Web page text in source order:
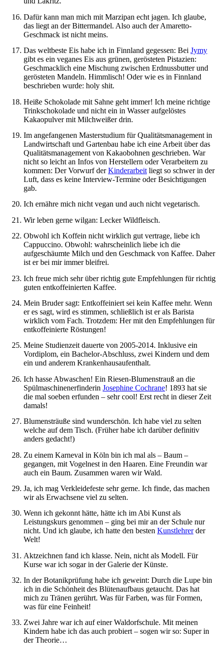
Dafür kann man mich mit Marzipan echt jagen. Ich glaube,
das liegt an der Bittermandel. Also auch der Amaretto-
Geschmack ist nicht meins.
Das weltbeste Eis habe ich in Finnland gegessen: Bei Jymy
gibt es ein veganes Eis aus grünen, gerösteten Pistazien:
Geschmacklich eine Mischung zwischen Erdnussbutter und
gerösteten Mandeln. Himmlisch! Oder wie es in Finnland
beschrieben wurde: holy shit.
Heiße Schokolade mit Sahne geht immer! Ich meine richtige
Trinkschokolade und nicht ein in Wasser aufgelöstes
Kakaopulver mit Milchweißer drin.
Im angefangenen Masterstudium für Qualitätsmanagement in
Landwirtschaft und Gartenbau habe ich eine Arbeit über das
Qualitätsmanagement von Kakaobohnen geschrieben. War
nicht so leicht an Infos von Herstellern oder Verarbeitern zu
kommen: Der Vorwurf derKinderarbeit liegt so schwer in der
Luft, dass es keine Interview-Termine oder Besichtigungen
gab.
Ich ernähre mich nicht vegan und auch nicht vegetarisch.
Wir leben gerne wilgan: Lecker Wildfleisch.
Obwohl ich Koffein nicht wirklich gut vertrage, liebe ich
Cappuccino. Obwohl: wahrscheinlich liebe ich die
aufgeschäumte Milch und den Geschmack von Kaffee. Daher
ist er bei mir immer bleifrei.
Ich freue mich sehr über richtig gute Empfehlungen für richtig
guten entkoffeinierten Kaffee.
Mein Bruder sagt: Entkoffeiniert sei kein Kaffee mehr. Wenn
er es sagt, wird es stimmen, schließlich ist er als Barista
wirklich vom Fach. Trotzdem: Her mit den Empfehlungen für
entkoffeinierte Röstungen!
Meine Studienzeit dauerte von 2005-2014. Inklusive ein
Vordiplom, ein Bachelor-Abschluss, zwei Kindern und dem
ein und anderem Krankenhausaufenthalt.
Ich hasse Abwaschen! Ein Riesen-Blumenstrauß an die
Spülmaschinenerfinderin Josephine Cochrane! 1893 hat sie
die mal soeben erfunden – sehr cool! Erst recht in dieser Zeit
damals!
Blumensträuße sind wunderschön. Ich habe viel zu selten
welche auf dem Tisch. (Früher habe ich darüber definitiv
anders gedacht!)
Zu einem Karneval in Köln bin ich mal als – Baum –
gegangen, mit Vogelnest in den Haaren. Eine Freundin war
auch ein Baum. Zusammen waren wir Wald.
Ja, ich mag Verkleidefeste sehr gerne. Ich finde, das machen
wir als Erwachsene viel zu selten.
Wenn ich gekonnt hätte, hätte ich im Abi Kunst als
Leistungskurs genommen – ging bei mir an der Schule nur
nicht. Und ich glaube, ich hatte den besten Kunstlehrerder
Welt!
Aktzeichnen fand ich klasse. Nein, nicht als Modell. Für
Kurse war ich sogar in der Galerie der Künste.
In der Botanikprüfung habe ich geweint: Durch die Lupe bin
ich in die Schönheit des Blütenaufbaus getaucht. Das hat
mich zu Tränen gerührt. Was für Farben, was für Formen,
was für eine Feinheit!
Zwei Jahre war ich auf einer Waldorfschule. Mit meinen
Kindern habe ich das auch probiert – sogen wir so: Super in
der Theorie…